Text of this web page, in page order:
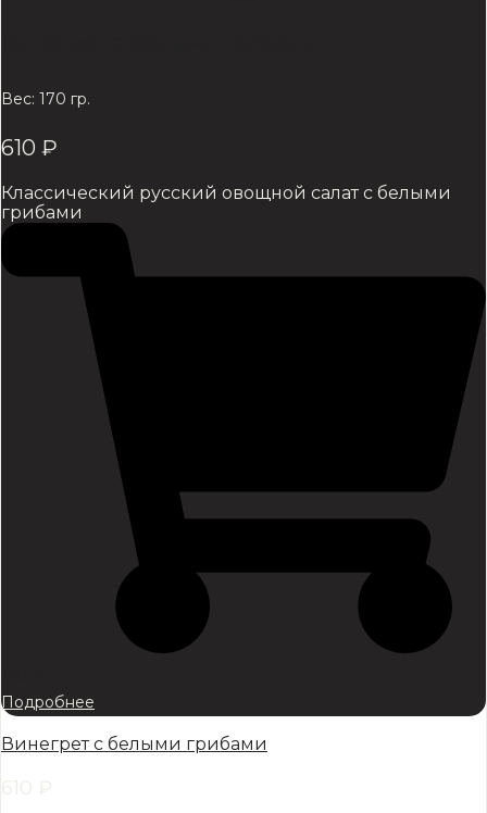
Вес: 170 гр.
610 ₽
Классический русский овощной салат с белыми
грибами
Подробнее
Винегрет с белыми грибами
610 ₽